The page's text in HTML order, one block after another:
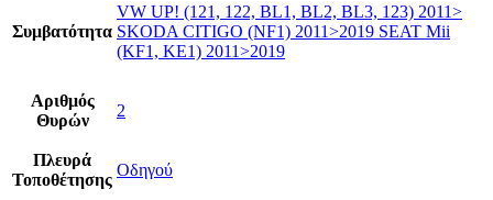
Συμβατότητα
VW UP! (121, 122, BL1, BL2, BL3, 123) 2011>
SKODA CITIGO (NF1) 2011>2019 SEAT Mii
(KF1, KE1) 2011>2019
Αριθμός
Θυρών
2
Πλευρά
Τοποθέτησης
Οδηγού